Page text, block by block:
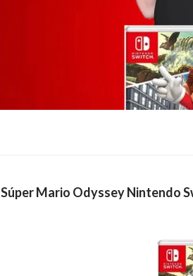
Súper Mario Odyssey Nintendo